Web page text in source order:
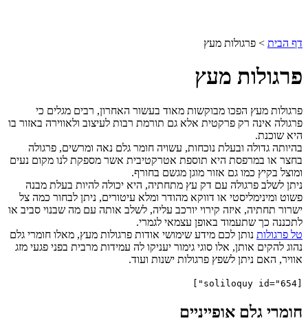
דף הבית > פרגולות מעץ
פרגולות מעץ
פרגולות מעץ הפכו מבוקשות מאוד בעשור האחרון, רבים מגלים כי
פרגולה אינה רק פרקטית אלא גם תורמת רבות לעיצוב ולאווירה באזור בו
היא שוכנת.
בהיותה גדולה ובעלת נוכחות, עשויה חומר גלם נאה ומרשים, פרגולה
בחצר או במרפסת היא תוספת אטרקטיבית אשר מספקת לנו מקום נעים
ומוצל בקיץ כמו גם אזור מוגן מגשם בחורף.
ניתן לשלב פרגולה עם דק עץ מתחתיה, היא יכולה להיות בעלת מבנה
פשוט ומינימליסטי או דווקא מהודר ומלא עיטורים, ניתן לבחור כמה צל
ישרור תחתיה, איזה קירוי יורכב עליה, לשלב אותה עם מה שבנוי סביב או
לתכננה כך שתעמוד באופן עצמאי לגמרי.
טל פרגולות נותן לכם מידע שימושי אודות פרגולות מעץ, מאלו חומרי גלם
נהוג להקים אותן, אלו סוגי גימור יעניקו לה עמידות מרבית בפני פגעי מזג
אוויר, האם ניתן לשפץ פרגולות ישנות ועוד.
חומרי גלם אופייניים